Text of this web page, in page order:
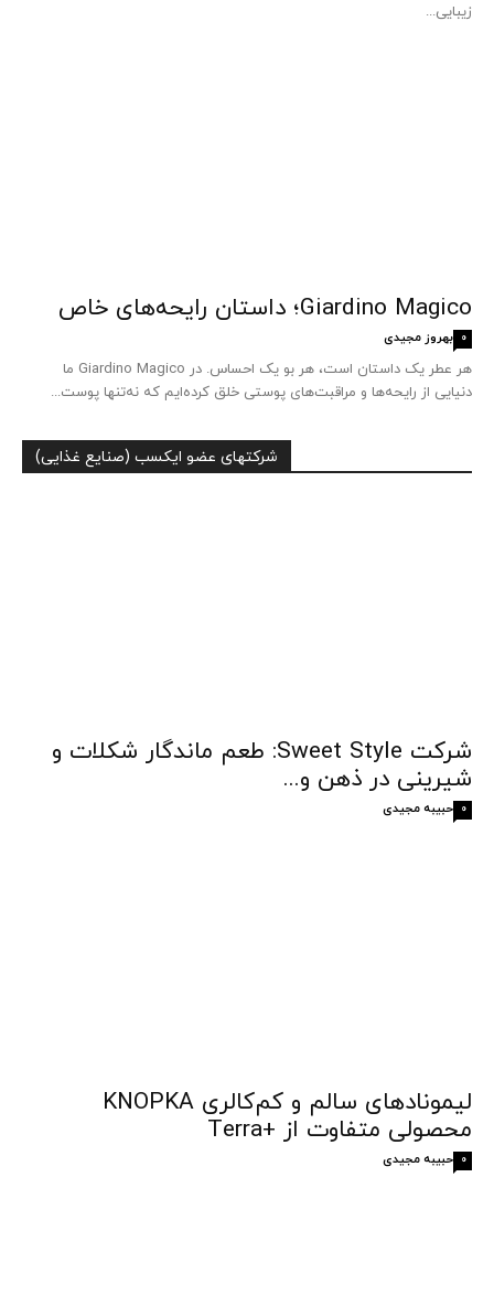
زیبایی...
Giardino Magico؛ داستان رایحه‌های خاص
بهروز مجیدی 0
هر عطر یک داستان است، هر بو یک احساس. در Giardino Magico ما
دنیایی از رایحه‌ها و مراقبت‌های پوستی خلق کرده‌ایم که نه‌تنها پوست...
شرکتهای عضو ایکسب (صنایع غذایی)
شرکت Sweet Style: طعم ماندگار شکلات و
شیرینی در ذهن و...
حبیبه مجیدی 0
لیمونادهای سالم و کم‌کالری KNOPKA
محصولی متفاوت از +Terra
حبیبه مجیدی 0